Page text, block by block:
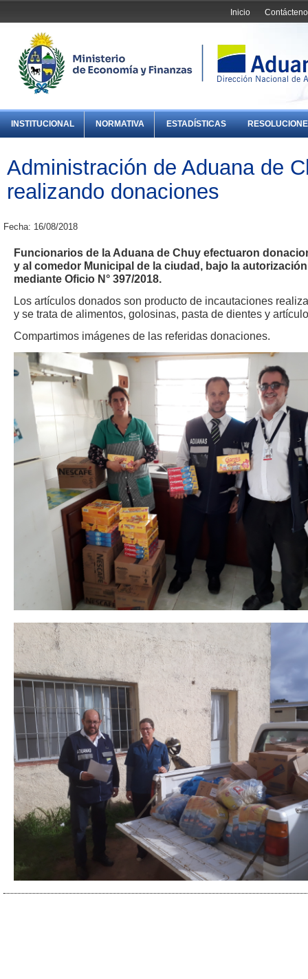
Inicio
INSTITUCIONAL NORMATIVA ESTADÍSTICAS
Administración de Aduana de
realizando donaciones
Fecha: 16/08/2018
Funcionarios de la Aduana de Chuy efectuaron
y al comedor Municipal de la ciudad, bajo la
mediante Oficio N° 397/2018.
Los artículos donados son producto de incautaciones
y se trata de alimentos, golosinas, pasta de dientes y
Compartimos imágenes de las referidas donaciones.